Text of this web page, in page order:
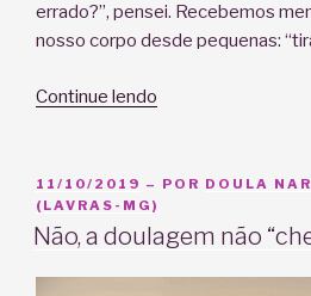
errado?”, pensei. Recebemos
nosso corpo desde pequenas:
Continue lendo
parto
a
PUBLICADO
EM
11/10/2019 – POR DOULA
(LAVRAS-MG)
Não, a doulagem não